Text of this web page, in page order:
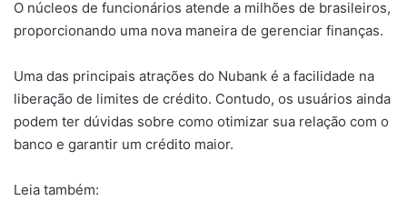
O núcleos de funcionários atende a milhões de brasileiros,
proporcionando uma nova maneira de gerenciar finanças.
Uma das principais atrações do Nubank é a facilidade na
liberação de limites de crédito. Contudo, os usuários ainda
podem ter dúvidas sobre como otimizar sua relação com o
banco e garantir um crédito maior.
Leia também: